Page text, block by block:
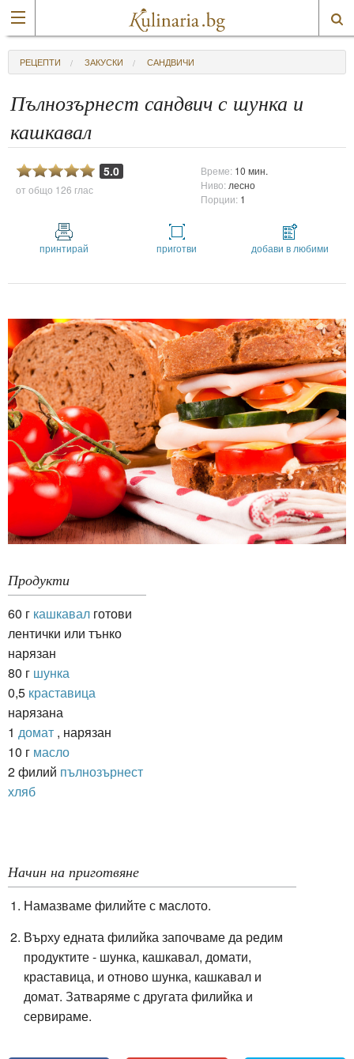
РЕЦЕПТИ ЗАКУСКИ САНДВИЧИ
Пълнозърнест сандвич с шунка и
кашкавал
5.0
от общо 126 глас
Време: 10 мин.
Ниво: лесно
Порции: 1
принтирай приготви добави в любими
Продукти
60 г кашкавал готови
лентички или тънко
нарязан
80 г шунка
0,5 краставица
нарязана
1 домат , нарязан
10 г масло
2 филий пълнозърнест
хляб
Начин на приготвяне
Намазваме филийте с маслото.
Върху едната филийка започваме да редим
продуктите - шунка, кашкавал, домати,
краставица, и отново шунка, кашкавал и
домат. Затваряме с другата филийка и
сервираме.